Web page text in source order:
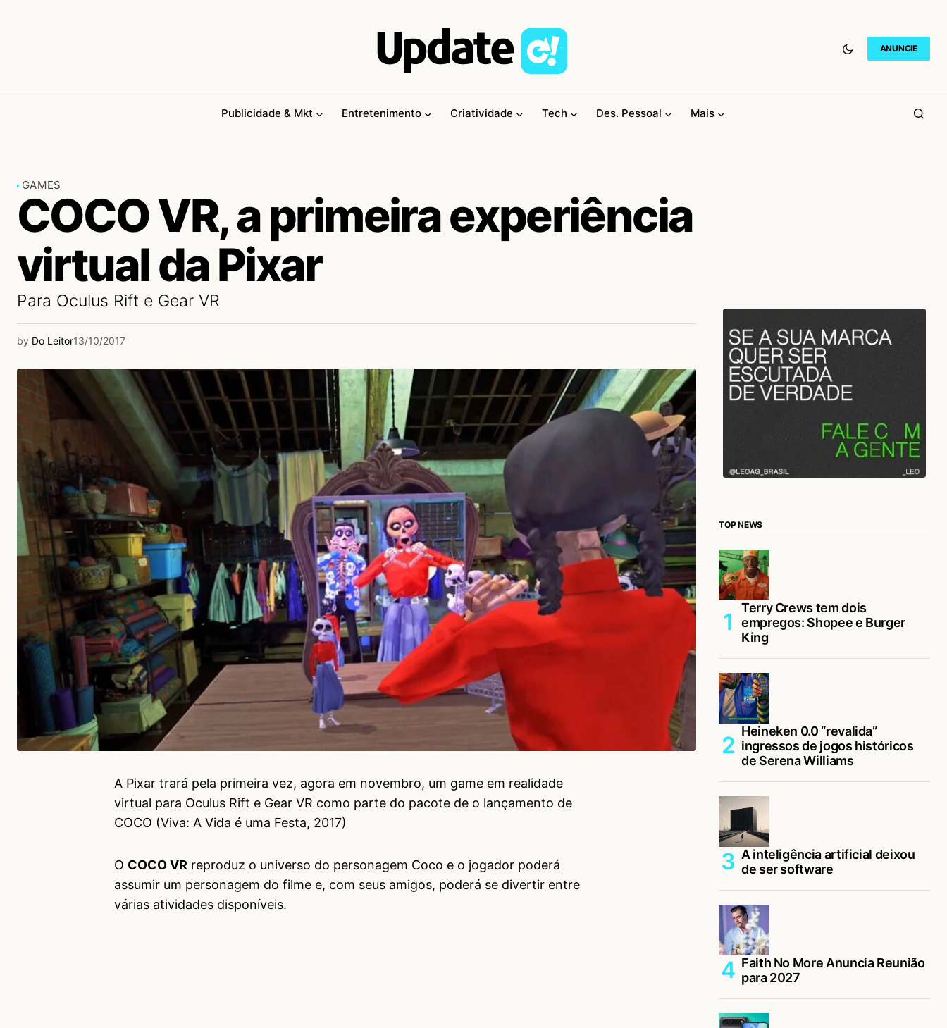
ANUNCIE
Publicidade & Mkt Entretenimento Criatividade Tech Des. Pessoal Mais
GAMES
COCO VR, a primeira experiência
virtual da Pixar
Para Oculus Rift e Gear VR
by Do Leitor13/10/2017
A Pixar trará pela primeira vez, agora em novembro, um game em realidade
virtual para Oculus Rift e Gear VR como parte do pacote de o lançamento de
COCO (Viva: A Vida é uma Festa, 2017)
O COCO VR reproduz o universo do personagem Coco e o jogador poderá
assumir um personagem do filme e, com seus amigos, poderá se divertir entre
várias atividades disponíveis.
TOP NEWS
Terry Crews tem dois
empregos: Shopee e Burger
King
Heineken 0.0 “revalida”
ingressos de jogos históricos
de Serena Williams
A inteligência artificial deixou
de ser software
Faith No More Anuncia Reunião
para 2027